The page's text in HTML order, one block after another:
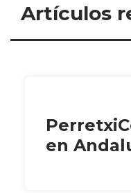
Artículos
en